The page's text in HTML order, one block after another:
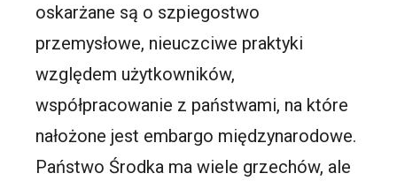
oskarżane są o szpiegostwo
przemysłowe, nieuczciwe praktyki
względem użytkowników,
współpracowanie z państwami, na które
nałożone jest embargo międzynarodowe.
Państwo Środka ma wiele grzechów, ale